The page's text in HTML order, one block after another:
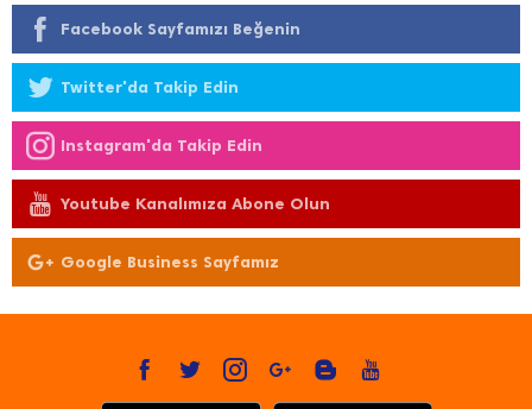
Facebook Sayfamızı Beğenin
Twitter'da Takip Edin
Instagram'da Takip Edin
Youtube Kanalımıza Abone Olun
Google Business Sayfamız